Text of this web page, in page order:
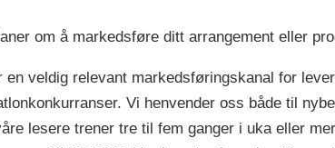
om å markedsføre ditt arrangement eller
en veldig relevant markedsføringskanal for
Vi henvender oss både til
lesere trener tre til fem ganger i uka eller